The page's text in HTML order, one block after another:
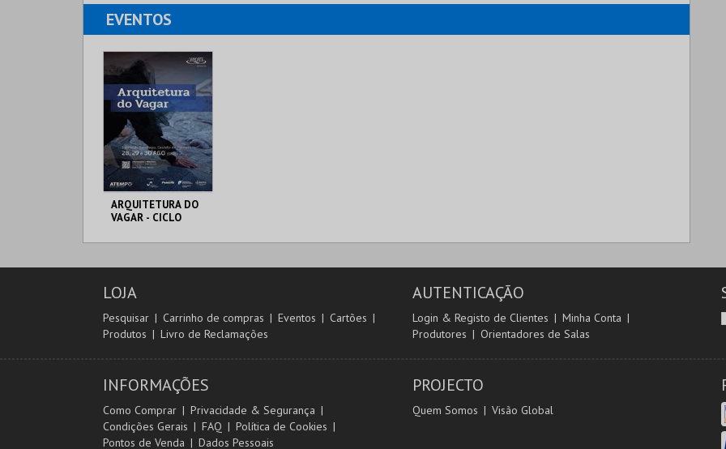
EVENTOS
ARQUITETURA DO
VAGAR - CICLO
MOMENTO
PALMELA
COMPRAR
LOJA
Pesquisar Carrinho de compras Eventos
Cartões
Produtos
Livro de Reclamações
AUTENTICAÇÃO
Login & Registo de Clientes
Minha Conta
Produtores
Orientadores de Salas
INFORMAÇÕES
Como Comprar
Privacidade & Segurança
Condições Gerais
FAQ
Política de Cookies
Pontos de Venda
Dados Pessoais
PROJECTO
Quem Somos Visão Global